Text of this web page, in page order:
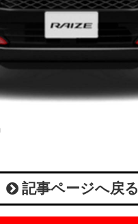
記事ページへ戻る